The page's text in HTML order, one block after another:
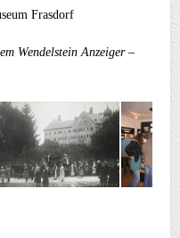
Frasdorf
Wendelstein Anzeiger –